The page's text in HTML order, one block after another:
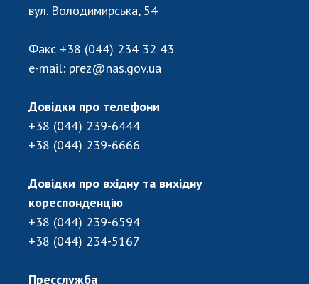
вул. Володимирська, 54
Факс +38 (044) 234 32 43
e-mail: prez@nas.gov.ua
Довідки про телефони
+38 (044) 239-6444
+38 (044) 239-6666
Довідки про вхідну та вихідну
кореспонденцію
+38 (044) 239-6594
+38 (044) 234-5167
Пресслужба